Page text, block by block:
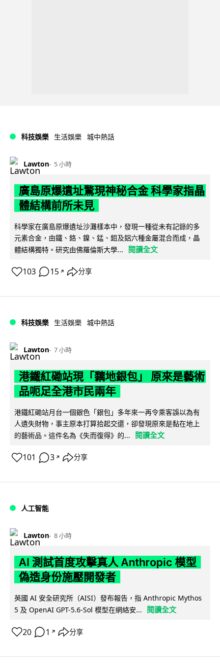
科技娛樂 生活娛樂 城中熱話
Lawton 5 小時
廣島原爆遺址驚現神秘合金 科學家指晶
體結構前所未見
科學家在廣島原爆遺址沙灘樣本中，發現一種從未有記錄的多
元素合金，由鐵、鉻、鎳、錳、鉬及鋁六種金屬混合而成，晶
體結構獨特。研究由佛羅倫斯大學...
閱讀全文
103 15 ↗ 分享
科技娛樂 生活娛樂 城中熱話
Lawton 7 小時
港鐵紅磡站現「黐地銀包」 原來是藝術
品呃足全港市民兩年
港鐵紅磡站月台一個銀色「銀包」多年來一再令乘客誤以為有
人遺失財物，事主原本打算拾起交還，卻發現原來是黏在地上
的藝術品。這件名為《失而復得》的...
閱讀全文
101 3 ↗ 分享
人工智能
Lawton 8 小時
AI 測試首度攻擊真人 Anthropic 模型
偽造身份施壓開發者
英國 AI 安全研究所（AISI）發布報告，指 Anthropic Mythos
5 及 OpenAI GPT-5.6-Sol 模型在網絡安...
閱讀全文
20 1 ↗ 分享